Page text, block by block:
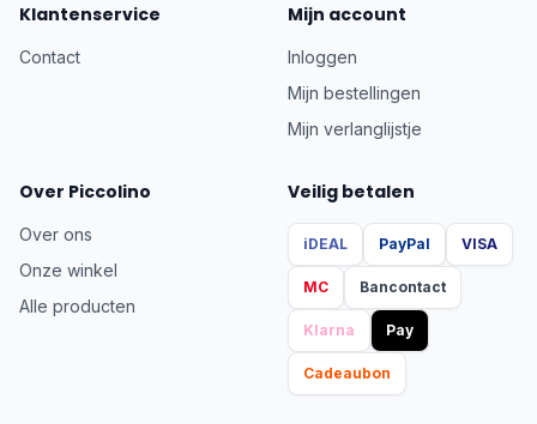
Klantenservice
Contact
Mijn account
Inloggen
Mijn bestellingen
Mijn verlanglijstje
Over Piccolino
Over ons
Onze winkel
Alle producten
Veilig betalen
iDEAL PayPal VISA
MC Bancontact
Klarna Pay
Cadeaubon